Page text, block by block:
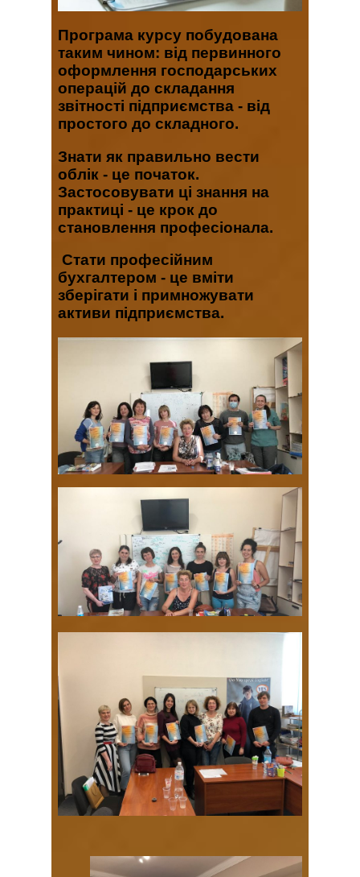
Програма курсу побудована
таким чином: від первинного
оформлення господарських
операцій до складання
звітності підприємства - від
простого до складного.
Знати як правильно вести
облік - це початок.
Застосовувати ці знання на
практиці - це крок до
становлення професіонала.
Стати професійним
бухгалтером - це вміти
зберігати і примножувати
активи підприємства.